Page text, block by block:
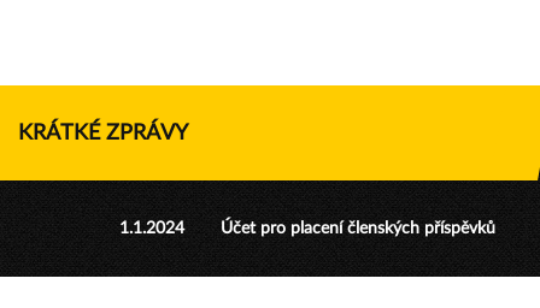
KRÁTKÉ ZPRÁVY
1.1.2024 Účet pro placení členských příspěvků